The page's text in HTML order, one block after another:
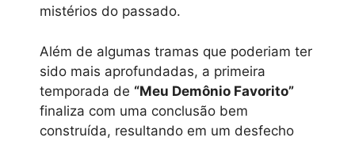
mistérios do passado.
Além de algumas tramas que poderiam ter
sido mais aprofundadas, a primeira
temporada de “Meu Demônio Favorito”
finaliza com uma conclusão bem
construída, resultando em um desfecho